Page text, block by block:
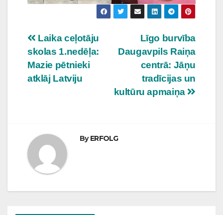
Ziņu
izvēlne
Līgo burvība
Daugavpils Raiņa
centrā: Jāņu
tradīcijas un
kultūru apmaiņa
Laika ceļotāju
skolas 1.nedēļa:
Mazie pētnieki
atklāj Latviju
ByERFOLG